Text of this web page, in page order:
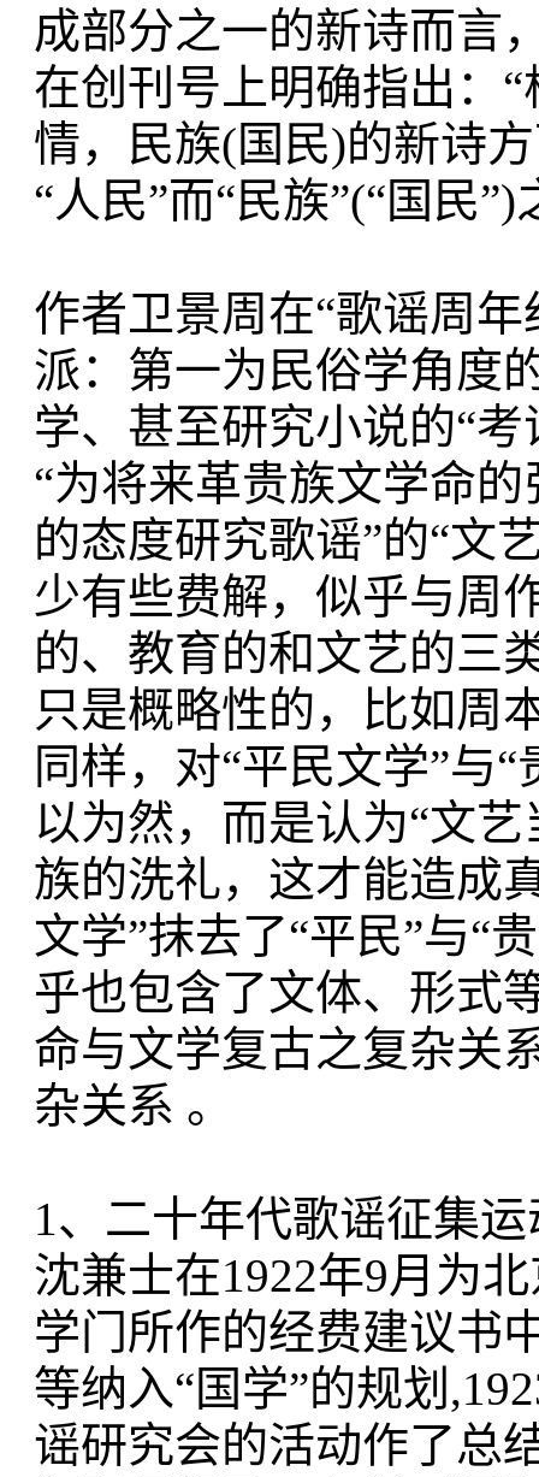
成部分之一的新诗而言
在创刊号上明确指出：
情，民族(国民)的新诗
“人民”而“民族”(“国民
作者卫景周在“歌谣周
派：第一为民俗学角度
学、甚至研究小说的“
“为将来革贵族文学命
的态度研究歌谣”的“文
少有些费解，似乎与周
的、教育的和文艺的三
只是概略性的，比如周
同样，对“平民文学”与
以为然，而是认为“文
族的洗礼，这才能造成
文学”抹去了“平民”与“
乎也包含了文体、形式
命与文学复古之复杂关
杂关系 。
1、二十年代歌谣征集
沈兼士在1922年9月为
学门所作的经费建议书
等纳入“国学”的规划
谣研究会的活动作了总